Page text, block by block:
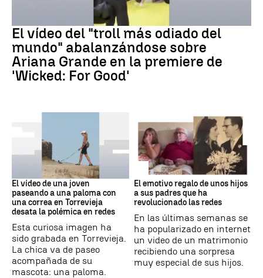
El vídeo del "troll más odiado del
mundo" abalanzándose sobre
Ariana Grande en la premiere de
'Wicked: For Good'
El vídeo de una joven
paseando a una paloma con
una correa en Torrevieja
desata la polémica en redes
Esta curiosa imagen ha
sido grabada en Torrevieja.
La chica va de paseo
acompañada de su
mascota: una paloma.
Video Viral
El emotivo regalo de unos hijos
a sus padres que ha
revolucionado las redes
En las últimas semanas se
ha popularizado en internet
un video de un matrimonio
recibiendo una sorpresa
muy especial de sus hijos.